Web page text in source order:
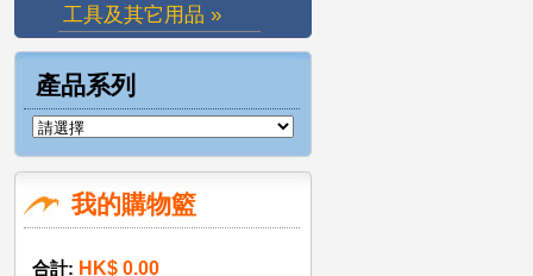
工具及其它用品 »
產品系列
我的購物籃
合計: HK$ 0.00